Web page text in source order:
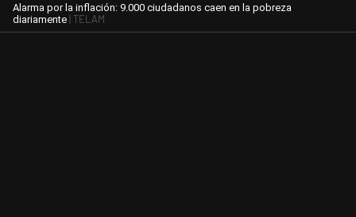
Alarma por la inflación: 9.000 ciudadanos caen en la pobreza
diariamente | TELAM